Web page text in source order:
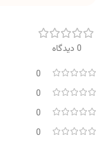
0 دیدگاه
0
0
0
0